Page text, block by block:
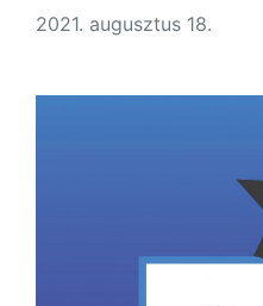
2021. augusztus 18.